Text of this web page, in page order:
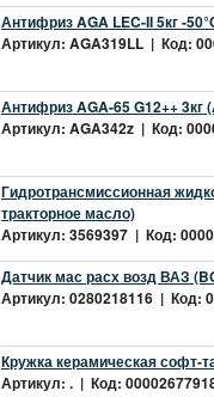
Антифриз AGA LEC-II 5кг -
Артикул: AGA319LL | Код:
Антифриз AGA-65 G12++ 3кг
Артикул: AGA342z | Код:
Гидротрансмиссионная
тракторное масло)
Артикул: 3569397 | Код:
Датчик мас расх возд ВАЗ
Артикул: 0280218116 | Код:
Кружка керамическая софт-
Артикул: . | Код: